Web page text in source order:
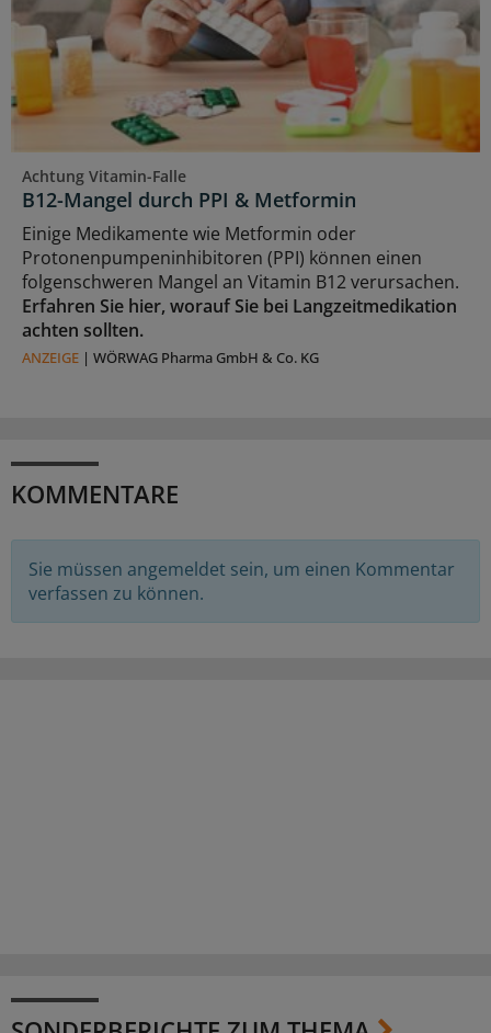
Achtung Vitamin-Falle
B12-Mangel durch PPI & Metformin
Einige Medikamente wie Metformin oder
Protonenpumpeninhibitoren (PPI) können einen
folgenschweren Mangel an Vitamin B12 verursachen.
Erfahren Sie hier, worauf Sie bei Langzeitmedikation
achten sollten.
ANZEIGE | WÖRWAG Pharma GmbH & Co. KG
KOMMENTARE
Sie müssen angemeldet sein, um einen Kommentar
verfassen zu können.